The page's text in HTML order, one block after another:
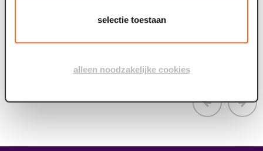
selectie toestaan
alleen noodzakelijke cookies
december 2025 nog gebruiken...